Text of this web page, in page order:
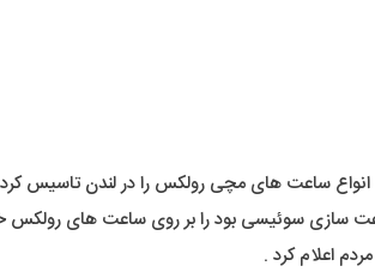
سوئیسی بود را بر روی ساعت های رولکس
اعلام کرد .